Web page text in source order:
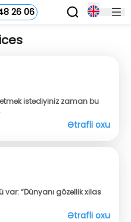
26 06
etmək istədiyiniz zaman bu
Ətrafli oxu
var: “Dünyanı gözəllik xilas
Ətrafli oxu